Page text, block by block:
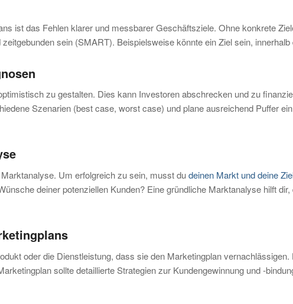
ist das Fehlen klarer und messbarer Geschäftsziele. Ohne konkrete
sein (SMART). Beispielsweise könnte ein Ziel sein,
zu gestalten. Dies kann Investoren abschrecken und zu
Szenarien (best case, worst case) und plane ausreichend Puffer
Um erfolgreich zu sein, musst dudeinen Markt und deine
deiner potenziellen Kunden? Eine gründliche Marktanalyse hilft
oder die Dienstleistung, dass sie den Marketingplan
sollte detaillierte Strategien zur Kundengewinnung und -